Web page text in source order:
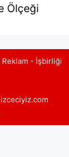
Ölçeği
Reklam - İşbirliği